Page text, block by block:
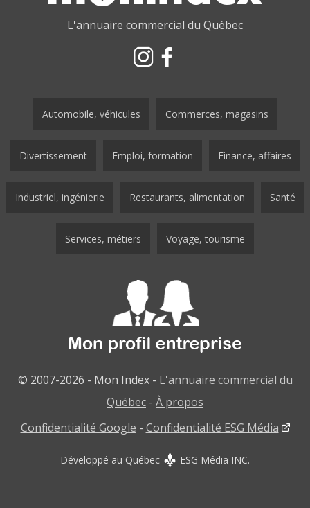
L'annuaire commercial du Québec
Automobile, véhicules Commerces, magasins
Divertissement Emploi, formation Finance, affaires
Industriel, ingénierie Restaurants, alimentation Santé
Services, métiers Voyage, tourisme
© 2007-2026 - Mon Index - L'annuaire commercial du
Québec - À propos
Confidentialité Google - Confidentialité ESG Média
Développé au Québec ESG Média INC.